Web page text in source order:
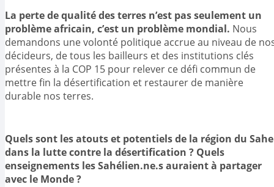
La perte de qualité des terres n’est pas seulement un
problème africain, c’est un problème mondial. Nous
demandons une volonté politique accrue au niveau de
décideurs, de tous les bailleurs et des institutions clés
présentes à la COP 15 pour relever ce défi commun de
mettre fin la désertification et restaurer de manière
durable nos terres.
Quels sont les atouts et potentiels de la région du
dans la lutte contre la désertification ? Quels
enseignements les Sahélien.ne.s auraient à partager
avec le Monde ?